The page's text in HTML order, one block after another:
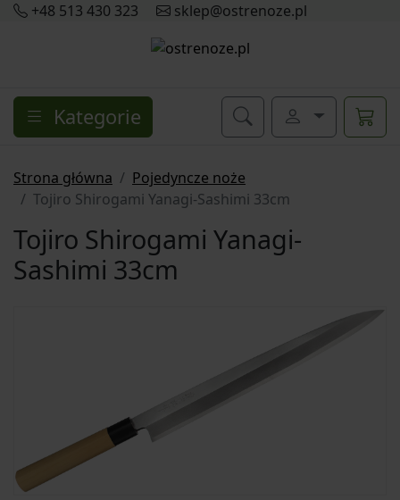
+48 513 430 323 sklep@ostrenoze.pl
Kategorie
Strona główna
Pojedyncze noże
Tojiro Shirogami Yanagi-Sashimi 33cm
Tojiro Shirogami Yanagi-
Sashimi 33cm